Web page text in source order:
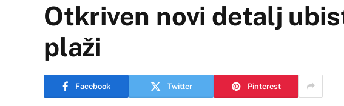
Otkriven novi detalj
plaži
Facebook Twitter Pinterest